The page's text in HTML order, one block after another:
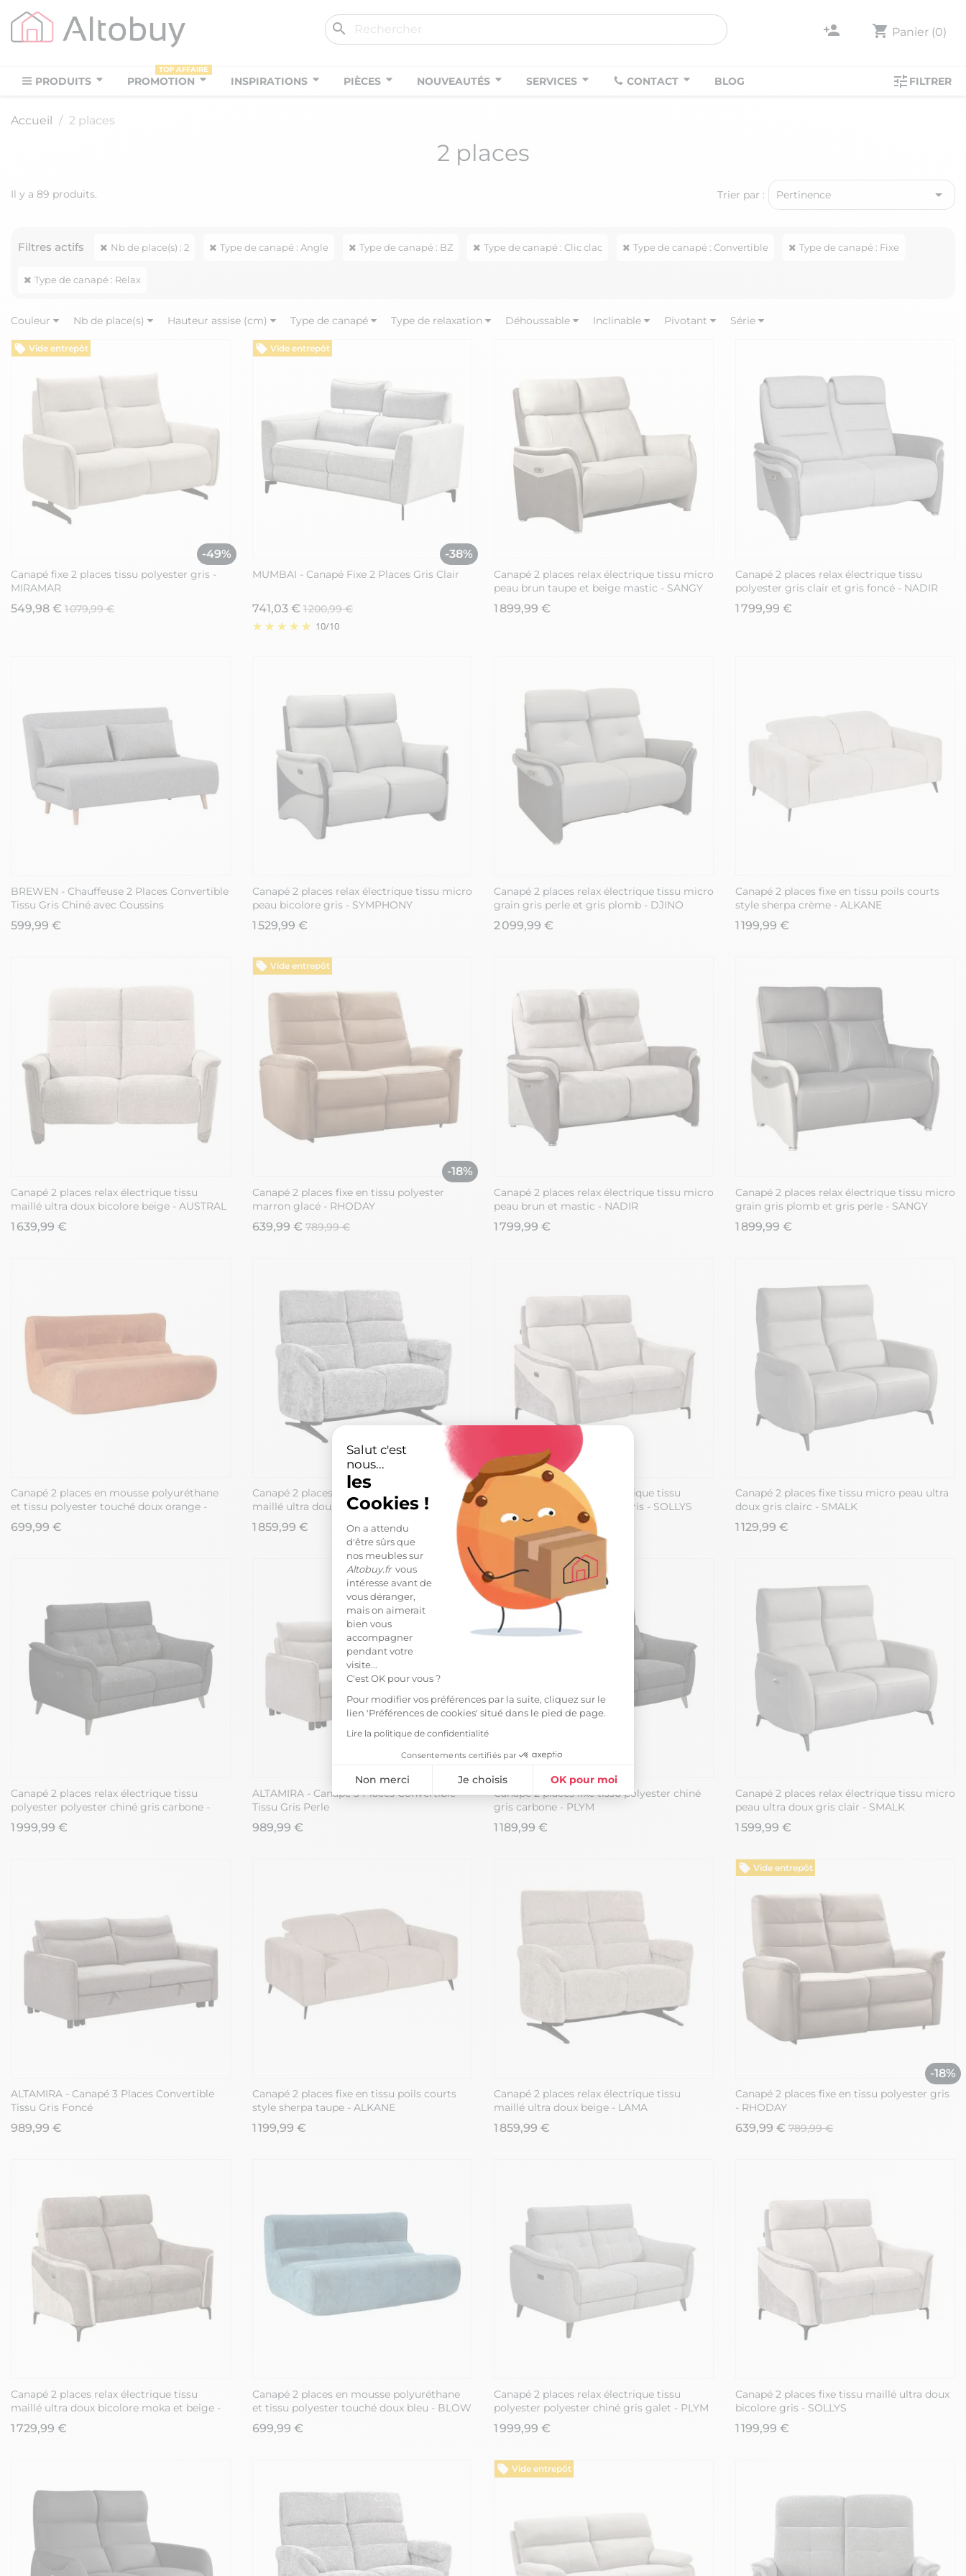
Salut c'est
nous...
les
Cookies !
On a attendu
d'être sûrs que
nos meubles sur
Altobuy.frvous
intéresse avant de
vous déranger,
mais on aimerait
bien vous
accompagner
pendant votre
visite...
C'est OK pour vous ?
Pour modifier vos préférences par la suite, cliquez sur le
lien 'Préférences de cookies' situé dans le pied de page.
Lire la politique de confidentialité
Consentements certifiés par
Non merci Je choisis OK pour moi
Plateforme de Gestion du Consentement : Personnalisez vos Options
Notre plateforme vous permet d'adapter et de gérer vos paramètres de confidentialité, en garantissant la conformité avec les
search person_add shopping_cart Panier (0)
PRODUITS PROMOTION
TOP AFFAIRE
INSPIRATIONS PIÈCES NOUVEAUTÉS SERVICES CONTACT BLOG tune FILTRER
Accueil 2 places
2 places
Il y a 89 produits. Trier par : Pertinence 
Filtres actifs Nb de place(s) : 2 Type de canapé : Angle Type de canapé : BZ Type de canapé : Clic clac Type de canapé : Convertible Type de canapé : Fixe
Type de canapé : Relax
Couleur Nb de place(s) Hauteur assise (cm) Type de canapé Type de relaxation Déhoussable Inclinable Pivotant Série
Vide entrepôt
-49%
Canapé fixe 2 places tissu polyester gris -
MIRAMAR
549,98 € 1 079,99 €
Vide entrepôt
-38%
MUMBAI - Canapé Fixe 2 Places Gris Clair
741,03 € 1 200,99 €
10/10
Canapé 2 places relax électrique tissu micro
peau brun taupe et beige mastic - SANGY
1 899,99 €
Canapé 2 places relax électrique tissu
polyester gris clair et gris foncé - NADIR
1 799,99 €
BREWEN - Chauffeuse 2 Places Convertible
Tissu Gris Chiné avec Coussins
599,99 €
Canapé 2 places relax électrique tissu micro
peau bicolore gris - SYMPHONY
1 529,99 €
Canapé 2 places relax électrique tissu micro
grain gris perle et gris plomb - DJINO
2 099,99 €
Canapé 2 places fixe en tissu poils courts
style sherpa crème - ALKANE
1 199,99 €
Canapé 2 places relax électrique tissu
maillé ultra doux bicolore beige - AUSTRAL
1 639,99 €
Vide entrepôt
-18%
Canapé 2 places fixe en tissu polyester
marron glacé - RHODAY
639,99 € 789,99 €
Canapé 2 places relax électrique tissu micro
peau brun et mastic - NADIR
1 799,99 €
Canapé 2 places relax électrique tissu micro
grain gris plomb et gris perle - SANGY
1 899,99 €
Canapé 2 places en mousse polyuréthane
et tissu polyester touché doux orange -
BLOW
699,99 €
Canapé 2 places relax électrique tissu
maillé ultra doux gris - LAMA
1 859,99 €
Canapé 2 places relax électrique tissu
maillé ultra doux bicolore gris - SOLLYS
1 729,99 €
Canapé 2 places fixe tissu micro peau ultra
doux gris clairc - SMALK
1 129,99 €
Canapé 2 places relax électrique tissu
polyester polyester chiné gris carbone -
PLYM
1 999,99 €
ALTAMIRA - Canapé 3 Places Convertible
Tissu Gris Perle
989,99 €
Canapé 2 places fixe tissu polyester chiné
gris carbone - PLYM
1 189,99 €
Canapé 2 places relax électrique tissu micro
peau ultra doux gris clair - SMALK
1 599,99 €
ALTAMIRA - Canapé 3 Places Convertible
Tissu Gris Foncé
989,99 €
Canapé 2 places fixe en tissu poils courts
style sherpa taupe - ALKANE
1 199,99 €
Canapé 2 places relax électrique tissu
maillé ultra doux beige - LAMA
1 859,99 €
Vide entrepôt
-18%
Canapé 2 places fixe en tissu polyester gris
- RHODAY
639,99 € 789,99 €
Canapé 2 places relax électrique tissu
maillé ultra doux bicolore moka et beige -
SOLLYS
1 729,99 €
Canapé 2 places en mousse polyuréthane
et tissu polyester touché doux bleu - BLOW
699,99 €
Canapé 2 places relax électrique tissu
polyester polyester chiné gris galet - PLYM
1 999,99 €
Canapé 2 places fixe tissu maillé ultra doux
bicolore gris - SOLLYS
1 199,99 €
Vide entrepôt